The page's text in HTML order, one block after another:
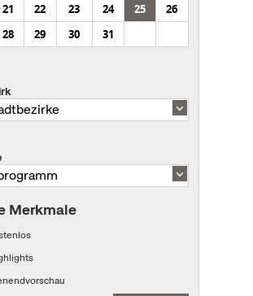
21 22 23 24 25
26
28 29 30 31
Merkmale